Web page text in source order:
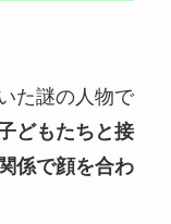
た謎の人物で
どもたちと接
係で顔を合わ